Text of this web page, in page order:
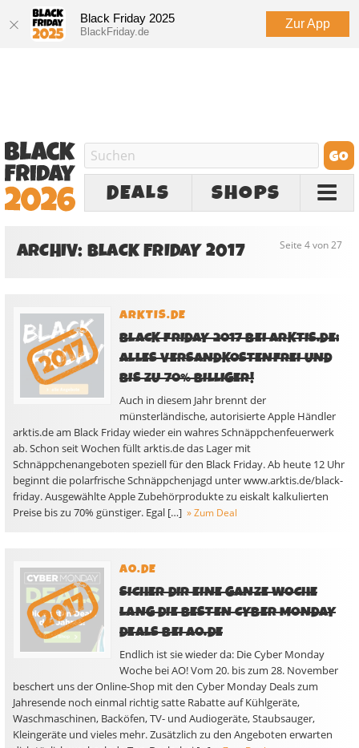
Black Friday 2025
BlackFriday.de
Zur App
DEALS SHOPS
Seite 4 von 27
ARCHIV: BLACK FRIDAY 2017
ARKTIS.DE
BLACK FRIDAY 2017 BEI ARKTIS.DE:
ALLES VERSANDKOSTENFREI UND
BIS ZU 70% BILLIGER!
Auch in diesem Jahr brennt der
münsterländische, autorisierte Apple Händler
arktis.de am Black Friday wieder ein wahres Schnäppchenfeuerwerk
ab. Schon seit Wochen füllt arktis.de das Lager mit
Schnäppchenangeboten speziell für den Black Friday. Ab heute 12 Uhr
beginnt die polarfrische Schnäppchenjagd unter www.arktis.de/black-
friday. Ausgewählte Apple Zubehörprodukte zu eiskalt kalkulierten
Preise bis zu 70% günstiger. Egal […] » Zum Deal
AO.DE
SICHER DIR EINE GANZE WOCHE
LANG DIE BESTEN CYBER MONDAY
DEALS BEI AO.DE
Endlich ist sie wieder da: Die Cyber Monday
Woche bei AO! Vom 20. bis zum 28. November
beschert uns der Online-Shop mit den Cyber Monday Deals zum
Jahresende noch einmal richtig satte Rabatte auf Kühlgeräte,
Waschmaschinen, Backöfen, TV- und Audiogeräte, Staubsauger,
Kleingeräte und vieles mehr. Zusätzlich zu den Angeboten erwarten